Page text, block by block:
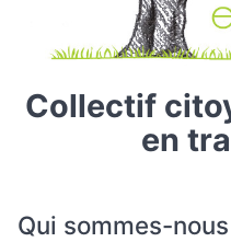
Collectif
en
Qui sommes-